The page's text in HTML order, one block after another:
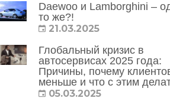
Daewoo и Lamborghini –
то же?!
21.03.2025
Глобальный кризис в
автосервисах 2025 года:
Причины, почему
меньше и что с этим
05.03.2025